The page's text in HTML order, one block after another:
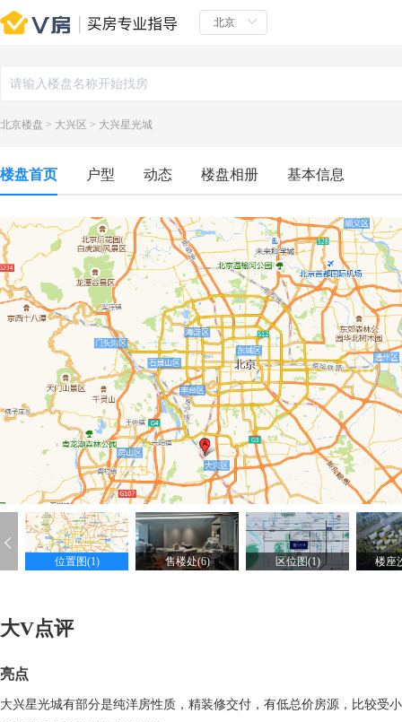
北京楼盘 > 大兴区 > 大兴星光城
楼盘首页 户型 动态 楼盘相册 基本信息
位置图(1) 售楼处(6) 区位图(1) 楼座
大V点评
亮点
大兴星光城有部分是纯洋房性质，精装修交付，有低总价房源，比较受